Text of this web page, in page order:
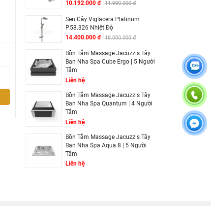
10.192.000 đ 11.990.000 đ
Sen Cây Viglacera Platinum
P.58.326 Nhiệt Độ
14.400.000 đ 18.000.000 đ
Bồn Tắm Massage Jacuzzis Tây
Ban Nha Spa Cube Ergo | 5 Người
Tắm
Liên hệ
Bồn Tắm Massage Jacuzzis Tây
Ban Nha Spa Quantum | 4 Người
Tắm
Liên hệ
Bồn Tắm Massage Jacuzzis Tây
Ban Nha Spa Aqua 8 | 5 Người
Tắm
Liên hệ